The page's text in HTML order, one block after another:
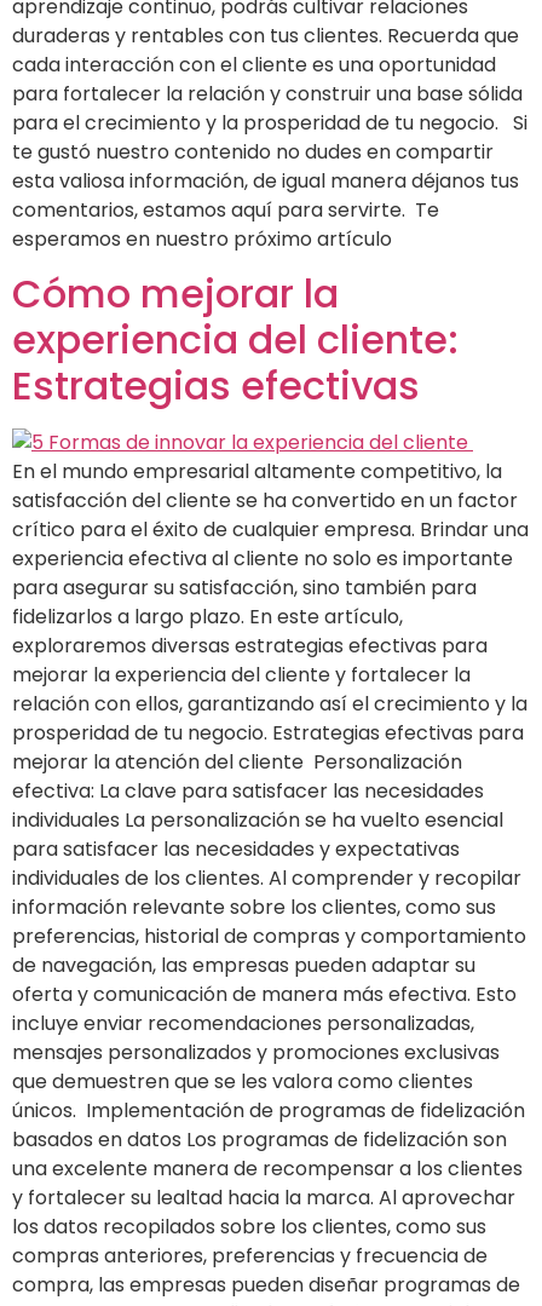
aprendizaje continuo, podrás cultivar relaciones
duraderas y rentables con tus clientes. Recuerda que
cada interacción con el cliente es una oportunidad
para fortalecer la relación y construir una base sólida
para el crecimiento y la prosperidad de tu negocio. Si
te gustó nuestro contenido no dudes en compartir
esta valiosa información, de igual manera déjanos tus
comentarios, estamos aquí para servirte. Te
esperamos en nuestro próximo artículo
Cómo mejorar la
experiencia del cliente:
Estrategias efectivas
En el mundo empresarial altamente competitivo, la
satisfacción del cliente se ha convertido en un factor
crítico para el éxito de cualquier empresa. Brindar una
experiencia efectiva al cliente no solo es importante
para asegurar su satisfacción, sino también para
fidelizarlos a largo plazo. En este artículo,
exploraremos diversas estrategias efectivas para
mejorar la experiencia del cliente y fortalecer la
relación con ellos, garantizando así el crecimiento y la
prosperidad de tu negocio. Estrategias efectivas para
mejorar la atención del cliente Personalización
efectiva: La clave para satisfacer las necesidades
individuales La personalización se ha vuelto esencial
para satisfacer las necesidades y expectativas
individuales de los clientes. Al comprender y recopilar
información relevante sobre los clientes, como sus
preferencias, historial de compras y comportamiento
de navegación, las empresas pueden adaptar su
oferta y comunicación de manera más efectiva. Esto
incluye enviar recomendaciones personalizadas,
mensajes personalizados y promociones exclusivas
que demuestren que se les valora como clientes
únicos. Implementación de programas de fidelización
basados en datos Los programas de fidelización son
una excelente manera de recompensar a los clientes
y fortalecer su lealtad hacia la marca. Al aprovechar
los datos recopilados sobre los clientes, como sus
compras anteriores, preferencias y frecuencia de
compra, las empresas pueden diseñar programas de